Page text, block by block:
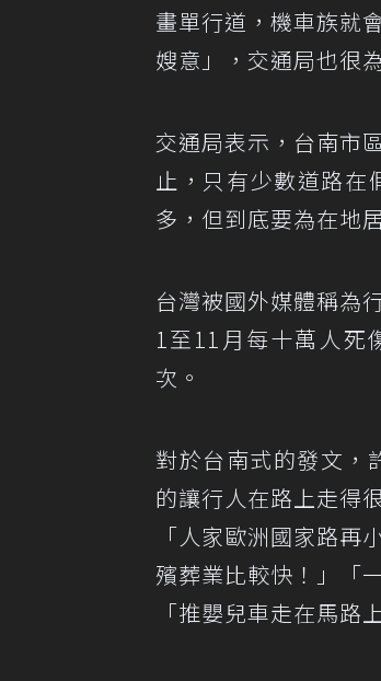
畫單行道，機車族就
嫂意」，交通局也很
交通局表示，台南市
止，只有少數道路在
多，但到底要為在地
台灣被國外媒體稱為
1至11月每十萬人死
次。
對於台南式的發文，
的讓行人在路上走得
「人家歐洲國家路
殯葬業比較快！」「
「推嬰兒車走在馬